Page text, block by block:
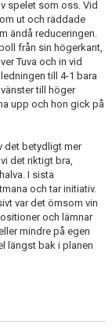
spelet som oss. Vid
ut och räddade
ändå reduceringen.
från sin högerkant,
Tuva och in vid
till 4-1 bara
till höger
upp och hon gick på
det betydligt mer
det riktigt bra,
I sista
och tar initiativ.
var det ömsom vin
och lämnar
mindre på egen
längst bak i planen